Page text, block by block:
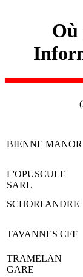
Où
BIENNE MANOR
L'OPUSCULE
SARL
SCHORI ANDRE
TAVANNES CFF
TRAMELAN
GARE